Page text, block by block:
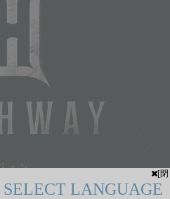
[
SELECT LANGUAGE